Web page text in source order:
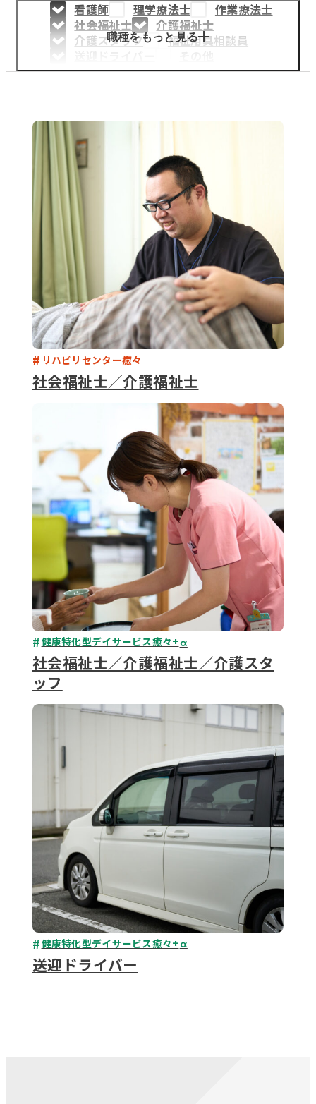
医療・介護事業
募集職種
お知らせ
ENTRY
看護師 理学療法士
作業療法士
社会福祉士
介護福祉士
介護スタッフ
福祉用具相談員
職種をもっと見る
リハビリセンター癒々
社会福祉士／介護福祉士
健康特化型デイサービス癒々+α
社会福祉士／介護福祉士／介護スタ
ッフ
健康特化型デイサービス癒々+α
送迎ドライバー